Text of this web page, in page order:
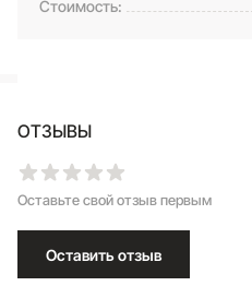
Стоимость:
ОТЗЫВЫ
Оставьте свой отзыв первым
Оставить отзыв